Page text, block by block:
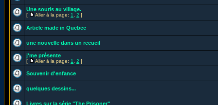
Une souris au village.
[ Aller à la page: 1 2 ]
Article made in Quebec
une nouvelle dans un recueil
j'me présente
[ Aller à la page: 1 2 ]
Souvenir d'enfance
quelques dessins...
Livres sur la série "The Prisoner"